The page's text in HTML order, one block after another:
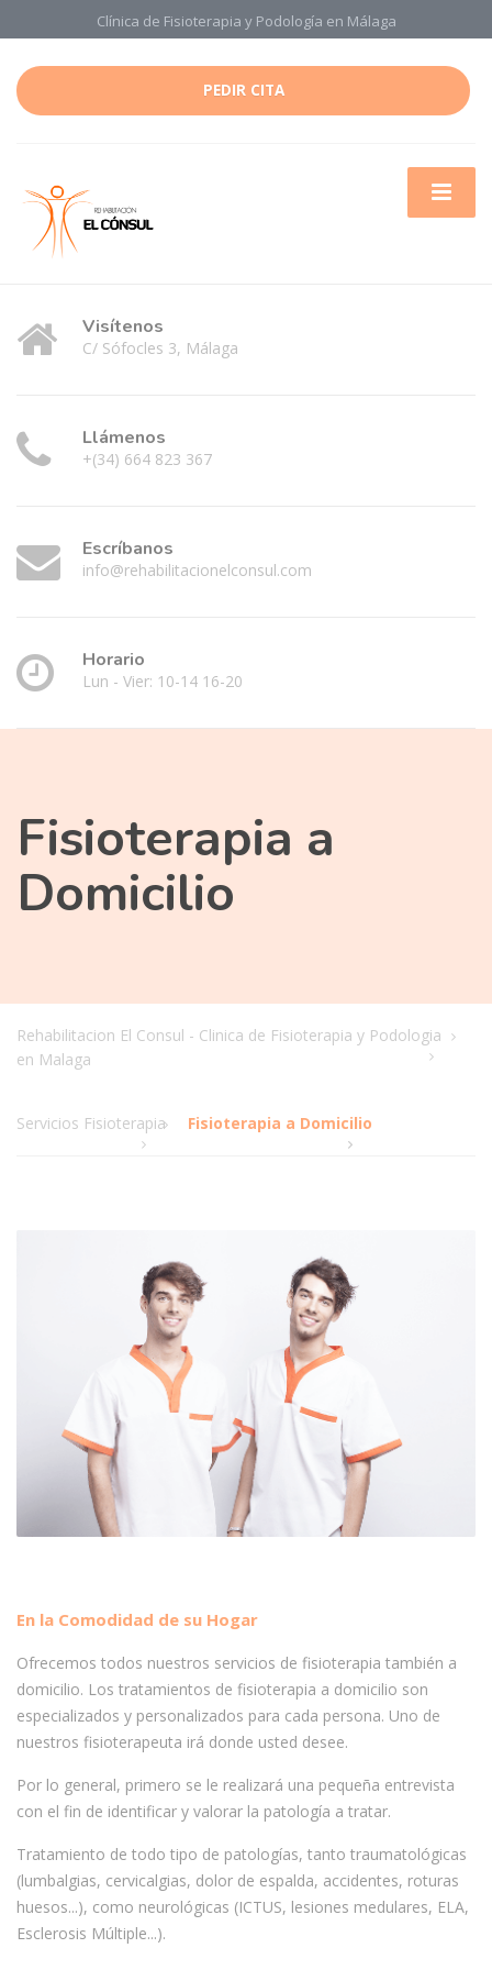
Clínica de Fisioterapia y Podología en Málaga
PEDIR CITA
Visítenos
C/ Sófocles 3, Málaga
Llámenos
+(34) 664 823 367
Escríbanos
info@rehabilitacionelconsul.com
Horario
Lun - Vier: 10-14 16-20
Fisioterapia a
Domicilio
Rehabilitacion El Consul - Clinica de Fisioterapia y Podologia
en Malaga
Servicios Fisioterapia Fisioterapia a Domicilio
En la Comodidad de su Hogar
Ofrecemos todos nuestros servicios de fisioterapia también a
domicilio. Los tratamientos de fisioterapia a domicilio son
especializados y personalizados para cada persona. Uno de
nuestros fisioterapeuta irá donde usted desee.
Por lo general, primero se le realizará una pequeña entrevista
con el fin de identificar y valorar la patología a tratar.
Tratamiento de todo tipo de patologías, tanto traumatológicas
(lumbalgias, cervicalgias, dolor de espalda, accidentes, roturas
huesos...), como neurológicas (ICTUS, lesiones medulares, ELA,
Esclerosis Múltiple...).